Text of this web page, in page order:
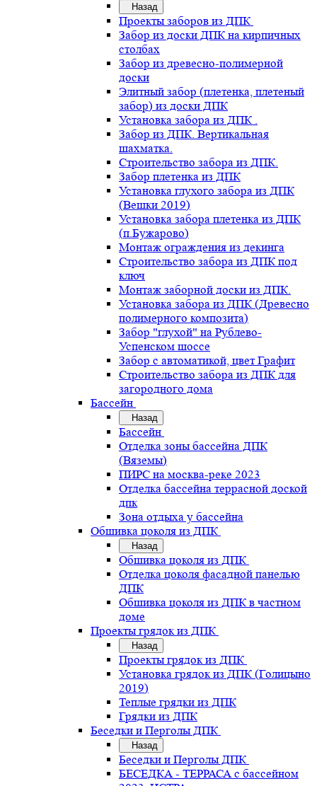
Назад
Проекты заборов из ДПК
Забор из доски ДПК на кирпичных
столбах
Забор из древесно-полимерной
доски
Элитный забор (плетенка, плетеный
забор) из доски ДПК
Установка забора из ДПК .
Забор из ДПК. Вертикальная
шахматка.
Строительство забора из ДПК.
Забор плетенка из ДПК
Установка глухого забора из ДПК
(Вешки 2019)
Установка забора плетенка из ДПК
(п.Бужарово)
Монтаж ограждения из декинга
Строительство забора из ДПК под
ключ
Монтаж заборной доски из ДПК.
Установка забора из ДПК (Древесно
полимерного композита)
Забор "глухой" на Рублево-
Успенском шоссе
Забор с автоматикой, цвет Графит
Строительство забора из ДПК для
загородного дома
Бассейн
Назад
Бассейн
Отделка зоны бассейна ДПК
(Вяземы)
ПИРС на москва-реке 2023
Отделка бассейна террасной доской
дпк
Зона отдыха у бассейна
Обшивка цоколя из ДПК
Назад
Обшивка цоколя из ДПК
Отделка цоколя фасадной панелью
ДПК
Обшивка цоколя из ДПК в частном
доме
Проекты грядок из ДПК
Назад
Проекты грядок из ДПК
Установка грядок из ДПК (Голицыно
2019)
Теплые грядки из ДПК
Грядки из ДПК
Беседки и Перголы ДПК
Назад
Беседки и Перголы ДПК
БЕСЕДКА - ТЕРРАСА с бассейном